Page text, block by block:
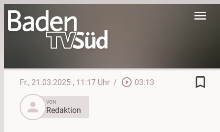
menu
Fr., 21.03.2025 , 11:17 Uhr / play_circle_outline 03:13
bookmark_border
person
VON
Redaktion